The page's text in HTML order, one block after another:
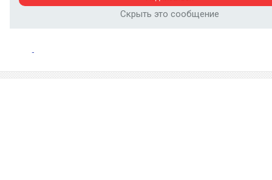
Скрыть это сообщение